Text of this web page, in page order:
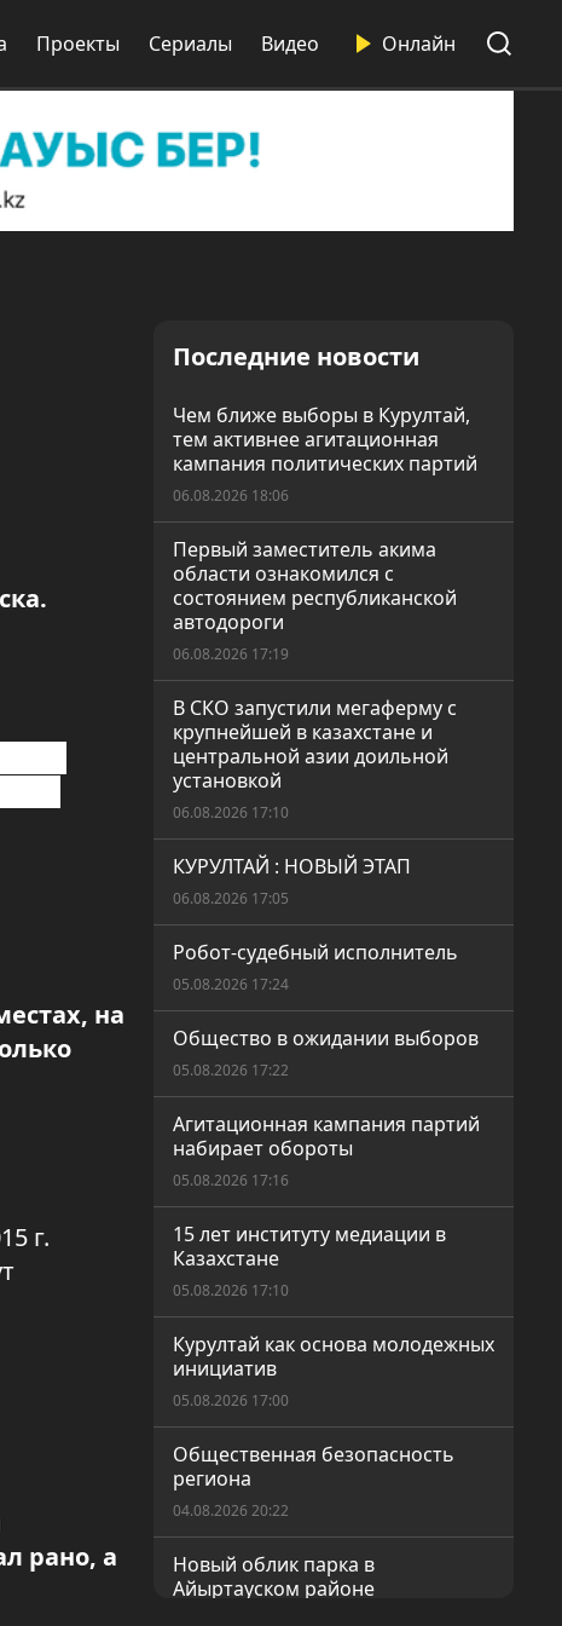
Проекты Сериалы Видео Онлайн
на
г.
рано, а
Последние новости
Чем ближе выборы в Курултай,
тем активнее агитационная
кампания политических партий
06.08.2026 18:06
Первый заместитель акима
области ознакомился с
состоянием республиканской
автодороги
06.08.2026 17:19
В СКО запустили мегаферму с
крупнейшей в казахстане и
центральной азии доильной
установкой
06.08.2026 17:10
КУРУЛТАЙ : НОВЫЙ ЭТАП
06.08.2026 17:05
Робот-судебный исполнитель
05.08.2026 17:24
Общество в ожидании выборов
05.08.2026 17:22
Агитационная кампания партий
набирает обороты
05.08.2026 17:16
15 лет институту медиации в
Казахстане
05.08.2026 17:10
Курултай как основа молодежных
инициатив
05.08.2026 17:00
Общественная безопасность
региона
04.08.2026 20:22
Новый облик парка в
Айыртауском районе